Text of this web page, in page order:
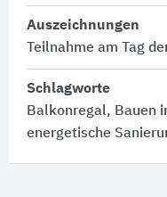
Auszeichnungen
Teilnahme am Tag
Schlagworte
Balkonregal, Bauen
energetische